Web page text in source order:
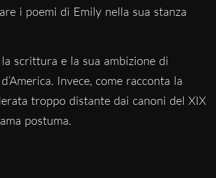
i poemi di Emily nella sua stanza
scrittura e la sua ambizione di
Invece, come racconta la
troppo distante dai canoni del XIX
postuma.